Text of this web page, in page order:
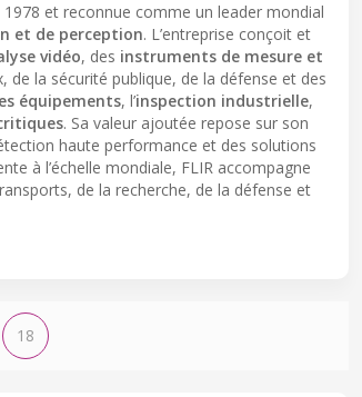
et reconnue comme un leader mondial
et de perception. L’entreprise conçoit et
vidéo, des instruments de mesure et
de la sécurité publique, de la défense et des
équipements, l’inspection industrielle,
. Sa valeur ajoutée repose sur son
haute performance et des solutions
à l’échelle mondiale, FLIR accompagne
de la recherche, de la défense et
18